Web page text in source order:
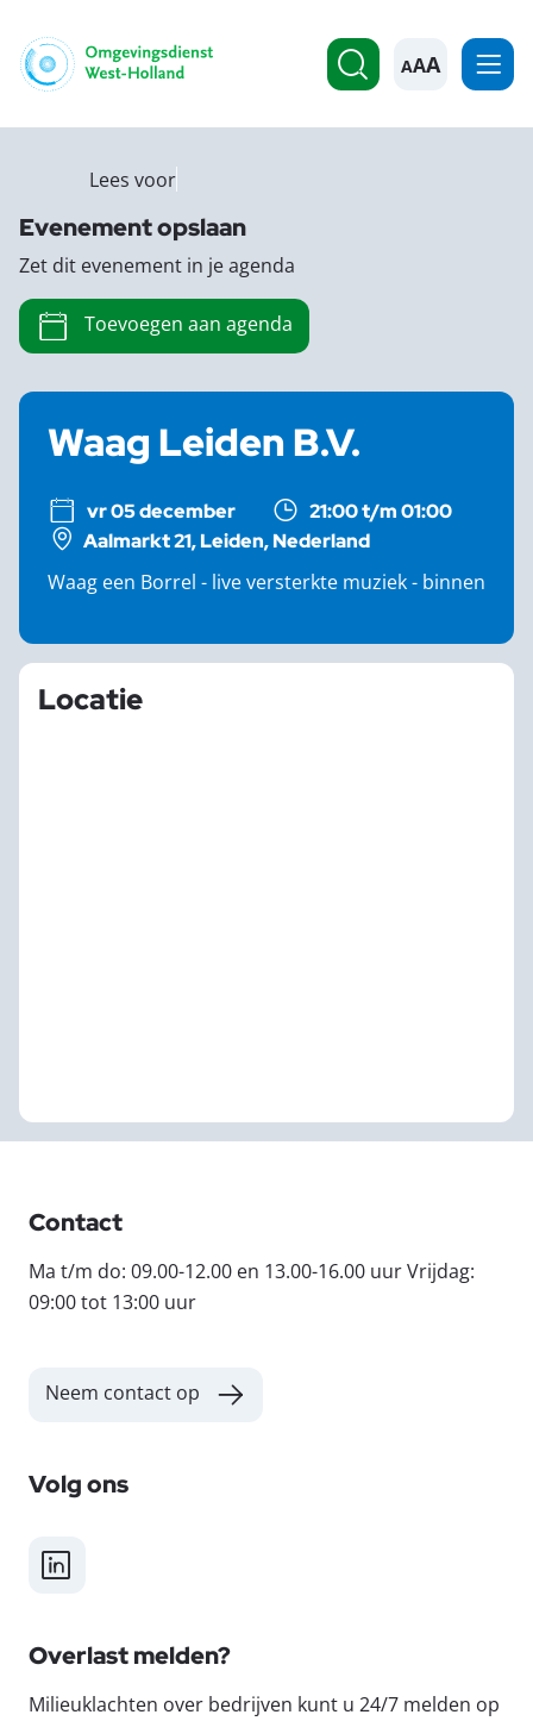
A
Waag Leiden B.V.
vr 05 december
21:00 t/m 01:00
Aalmarkt 21, Leiden, Nederland
Waag een Borrel - live versterkte muziek - binnen
Locatie
Lees voor
Evenement opslaan
Zet dit evenement in je agenda
Toevoegen aan agenda
Contact
Ma t/m do: 09.00-12.00 en 13.00-16.00 uur Vrijdag:
09:00 tot 13:00 uur
Neem contact op
Volg ons
LinkedIn
Overlast melden?
Milieuklachten over bedrijven kunt u 24/7 melden op